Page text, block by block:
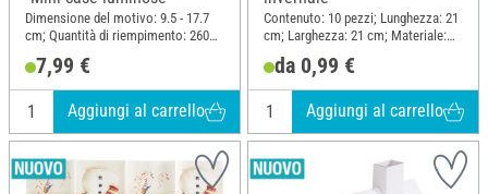
Dimensione del motivo: 9.5 - 17.7
cm; Quantità di riempimento: 260
7,99 €
Aggiungi al carrello
Contenuto: 10 pezzi; Lunghezza: 21
cm; Larghezza: 21 cm; Materiale:
Carta
da 0,99 €
Aggiungi al carrello